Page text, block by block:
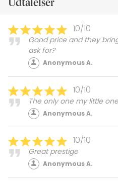
Udtalelser
10/10
Good price and they
ask for?
Anonymous A.
10/10
The only one my little
Anonymous A.
10/10
Great prestige
Anonymous A.